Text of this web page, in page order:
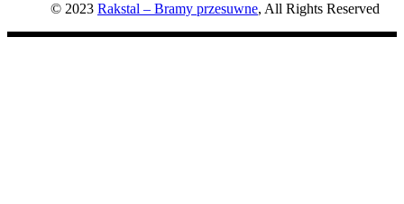
© 2023 Rakstal – Bramy przesuwne, All Rights Reserved